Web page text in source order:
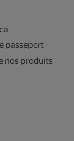
passeport
nos produits